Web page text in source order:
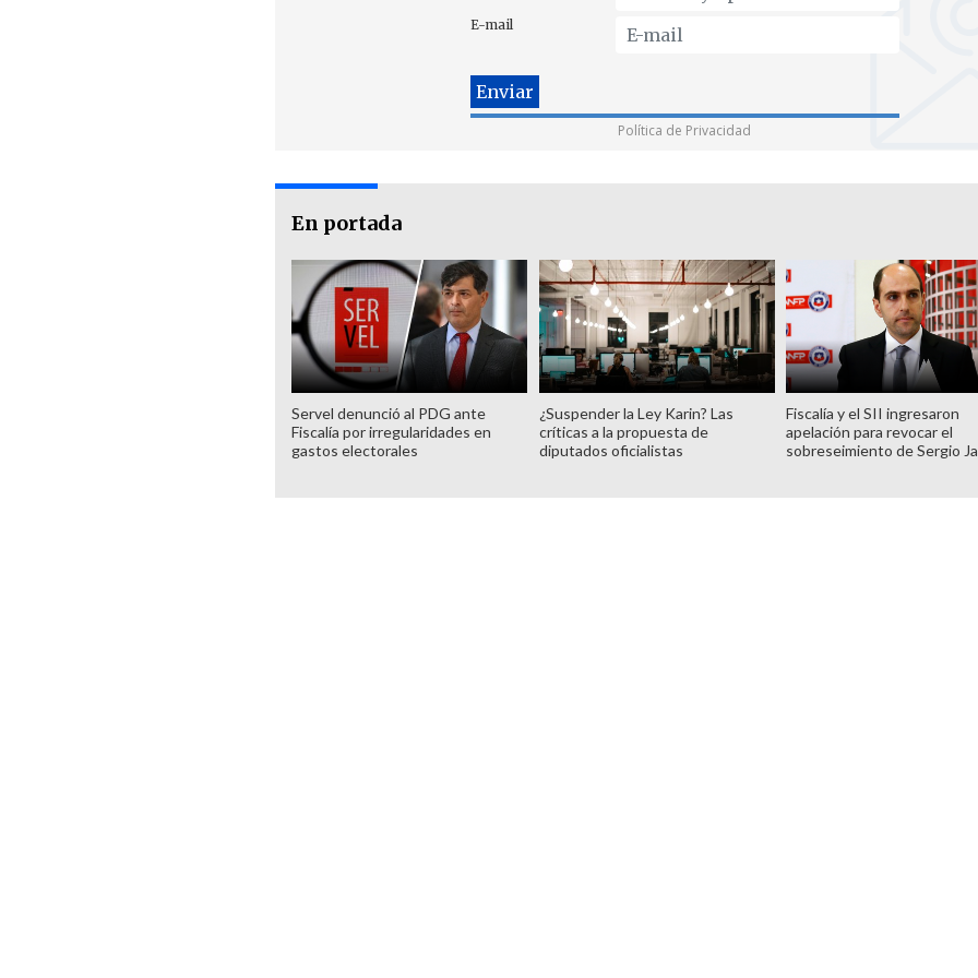
E-mail
Política de Privacidad
En portada
Servel denunció al PDG ante
Fiscalía por irregularidades en
gastos electorales
¿Suspender la Ley Karin? Las
críticas a la propuesta de
diputados oficialistas
Fiscalía y el SII ingresaron
apelación para revocar el
sobreseimiento de Sergio